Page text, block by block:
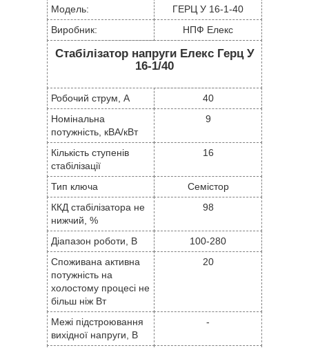
Модель:
ГЕРЦ У 16-1-40
Виробник:
НПФ Елекс
Стабілізатор напруги Елекс Герц У
16-1/40
Робочий струм, А
40
Номінальна
потужність, кВА/кВт
9
Кількість ступенів
стабілізації
16
Тип ключа
Семістор
ККД стабілізатора не
нижчий, %
98
Діапазон роботи, В
100-280
Споживана активна
потужність на
холостому процесі не
більш ніж Вт
20
Межі підстроювання
вихідної напруги, В
-